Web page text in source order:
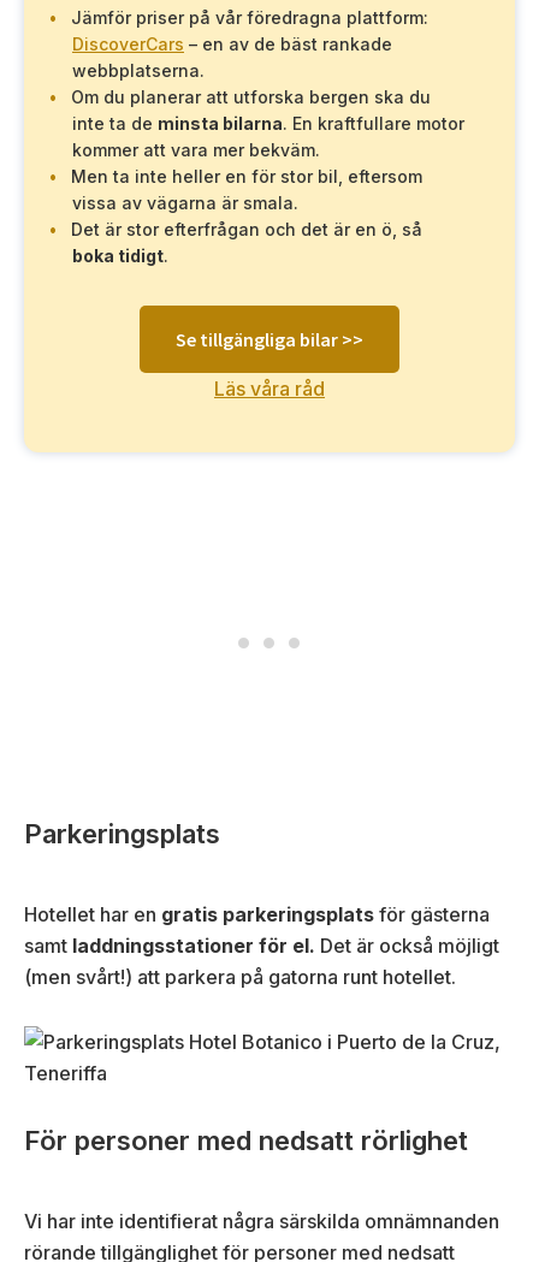
Jämför priser på vår föredragna plattform:
DiscoverCars – en av de bäst rankade
webbplatserna.
Om du planerar att utforska bergen ska du
inte ta de minsta bilarna. En kraftfullare motor
kommer att vara mer bekväm.
Men ta inte heller en för stor bil, eftersom
vissa av vägarna är smala.
Det är stor efterfrågan och det är en ö, så
boka tidigt.
Se tillgängliga bilar >>
Läs våra råd
Parkeringsplats
Hotellet har en gratis parkeringsplats för gästerna
samt laddningsstationer för el. Det är också möjligt
(men svårt!) att parkera på gatorna runt hotellet.
För personer med nedsatt rörlighet
Vi har inte identifierat några särskilda omnämnanden
rörande tillgänglighet för personer med nedsatt